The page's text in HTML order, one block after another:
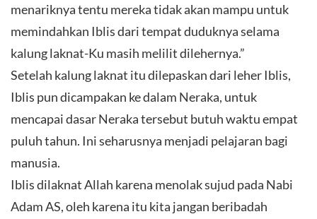
menariknya tentu mereka tidak akan mampu untuk
memindahkan Iblis dari tempat duduknya selama
kalung laknat-Ku masih melilit dilehernya.”
Setelah kalung laknat itu dilepaskan dari leher Iblis,
Iblis pun dicampakan ke dalam Neraka, untuk
mencapai dasar Neraka tersebut butuh waktu empat
puluh tahun. Ini seharusnya menjadi pelajaran bagi
manusia.
Iblis dilaknat Allah karena menolak sujud pada Nabi
Adam AS, oleh karena itu kita jangan beribadah